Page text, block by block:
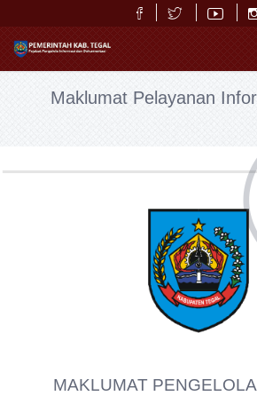
Maklumat Pelayanan
MAKLUMAT